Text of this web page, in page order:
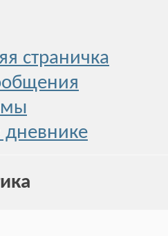
страничка
дневнике